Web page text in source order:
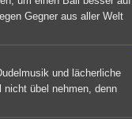
Gegner aus aller Welt
und lächerliche
übel nehmen, denn